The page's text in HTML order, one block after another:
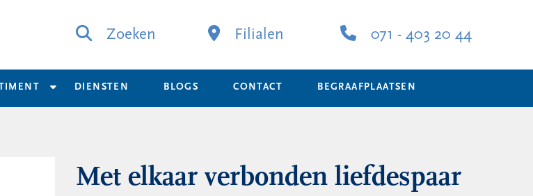
Zoeken Filialen 071 - 403 20 44
DIENSTEN BLOGS CONTACT BEGRAAFPLAATSEN
Met elkaar verbonden liefdespaar